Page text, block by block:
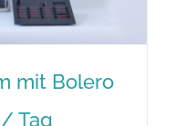
mit Bolero
Tag